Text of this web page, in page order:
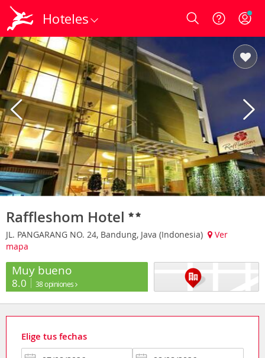
Hoteles Login
Raffleshom Hotel
JL. PANGARANG NO. 24, Bandung, Java (Indonesia)
Ver
mapa
Muy bueno
8.0 38 opiniones
Elige tus fechas